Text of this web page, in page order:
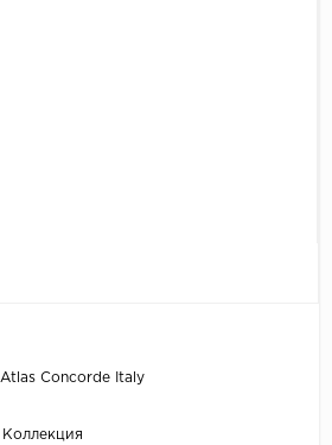
Atlas Concorde Italy
Коллекция